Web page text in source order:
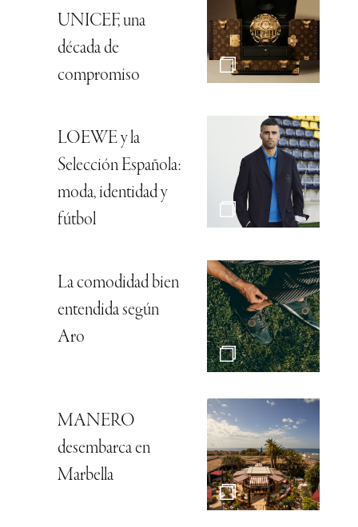
UNICEF, una
década de
compromiso
LOEWE y la
Selección Española:
moda, identidad y
fútbol
La comodidad bien
entendida según
Aro
MANERO
desembarca en
Marbella